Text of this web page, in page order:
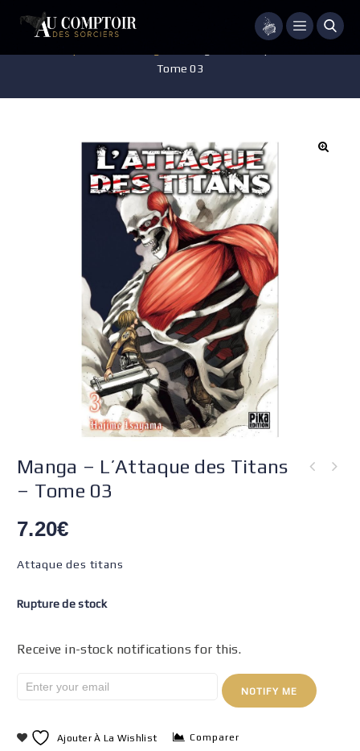
Menu
Tome 03
Manga – L’Attaque des Titans
– Tome 03
7.20€
Attaque des titans
Rupture de stock
Receive in-stock notifications for this.
NOTIFY ME
Ajouter À La Wishlist Comparer